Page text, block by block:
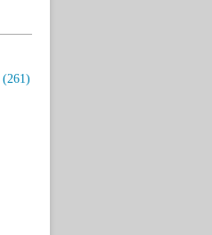
(261)